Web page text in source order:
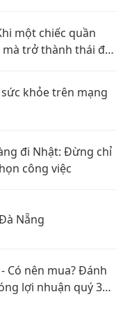
một chiếc quần
trở thành thái độ
khỏe trên mạng
đi Nhật: Đừng chỉ
công việc
Nẵng
Có nên mua? Đánh
lợi nhuận quý 3